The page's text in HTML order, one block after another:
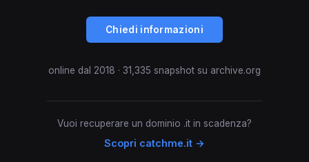
Chiedi informazioni
online dal 2018 · 31,335 snapshot su archive.org
Vuoi recuperare un dominio .it in scadenza?
Scopri catchme.it →